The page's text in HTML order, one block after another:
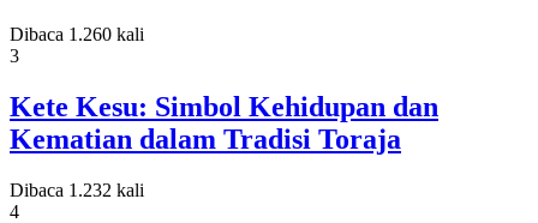
Dibaca 1.260 kali
3
Kete Kesu: Simbol Kehidupan dan
Kematian dalam Tradisi Toraja
Dibaca 1.232 kali
4